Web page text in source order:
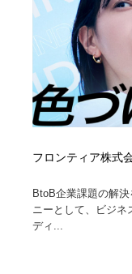
フロンティア株式
BtoB企業課題の解
ニーとして、ビジネ
ディ...